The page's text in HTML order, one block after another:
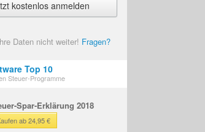
Daten nicht weiter! Fragen?
Top 10
Steuer-Programme
Spar-Erklärung 2018
ab 24,95 €